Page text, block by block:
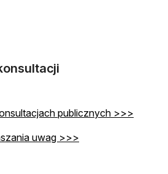
publicznych >>>
uwag >>>